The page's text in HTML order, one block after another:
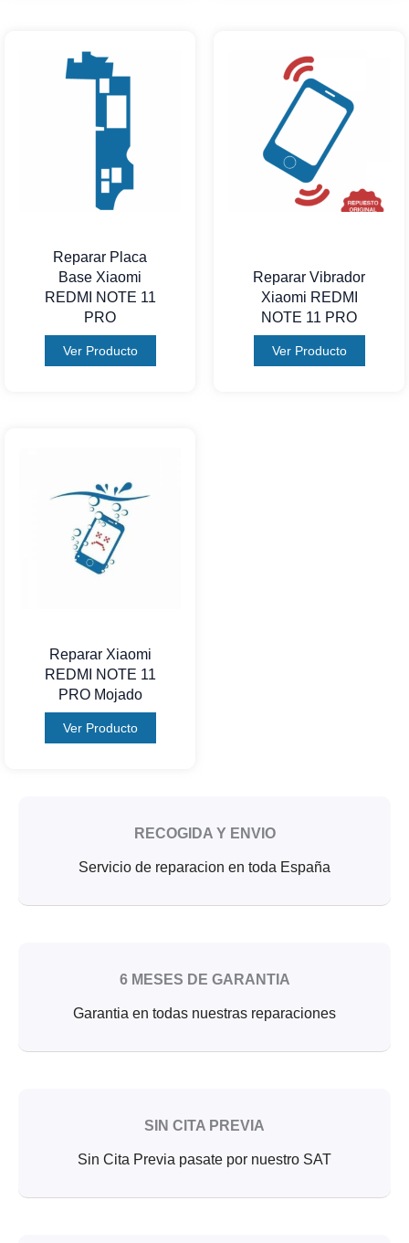
Reparar Placa
Base Xiaomi
REDMI NOTE 11
PRO
Ver Producto
Reparar Vibrador
Xiaomi REDMI
NOTE 11 PRO
Ver Producto
Reparar Xiaomi
REDMI NOTE 11
PRO Mojado
Ver Producto
RECOGIDA Y ENVIO
Servicio de reparacion en toda España
6 MESES DE GARANTIA
Garantia en todas nuestras reparaciones
SIN CITA PREVIA
Sin Cita Previa pasate por nuestro SAT